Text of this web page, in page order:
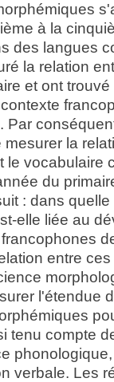
à la
des langues
la relation
et ont
Par
la
le vocabulaire
du
: dans
elle liée au
entre
l'étendue
tenu compte
verbale. Les